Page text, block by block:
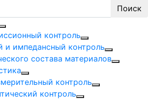
Поиск
контроль
и импедансный контроль
состава материалов
контроль
контроль